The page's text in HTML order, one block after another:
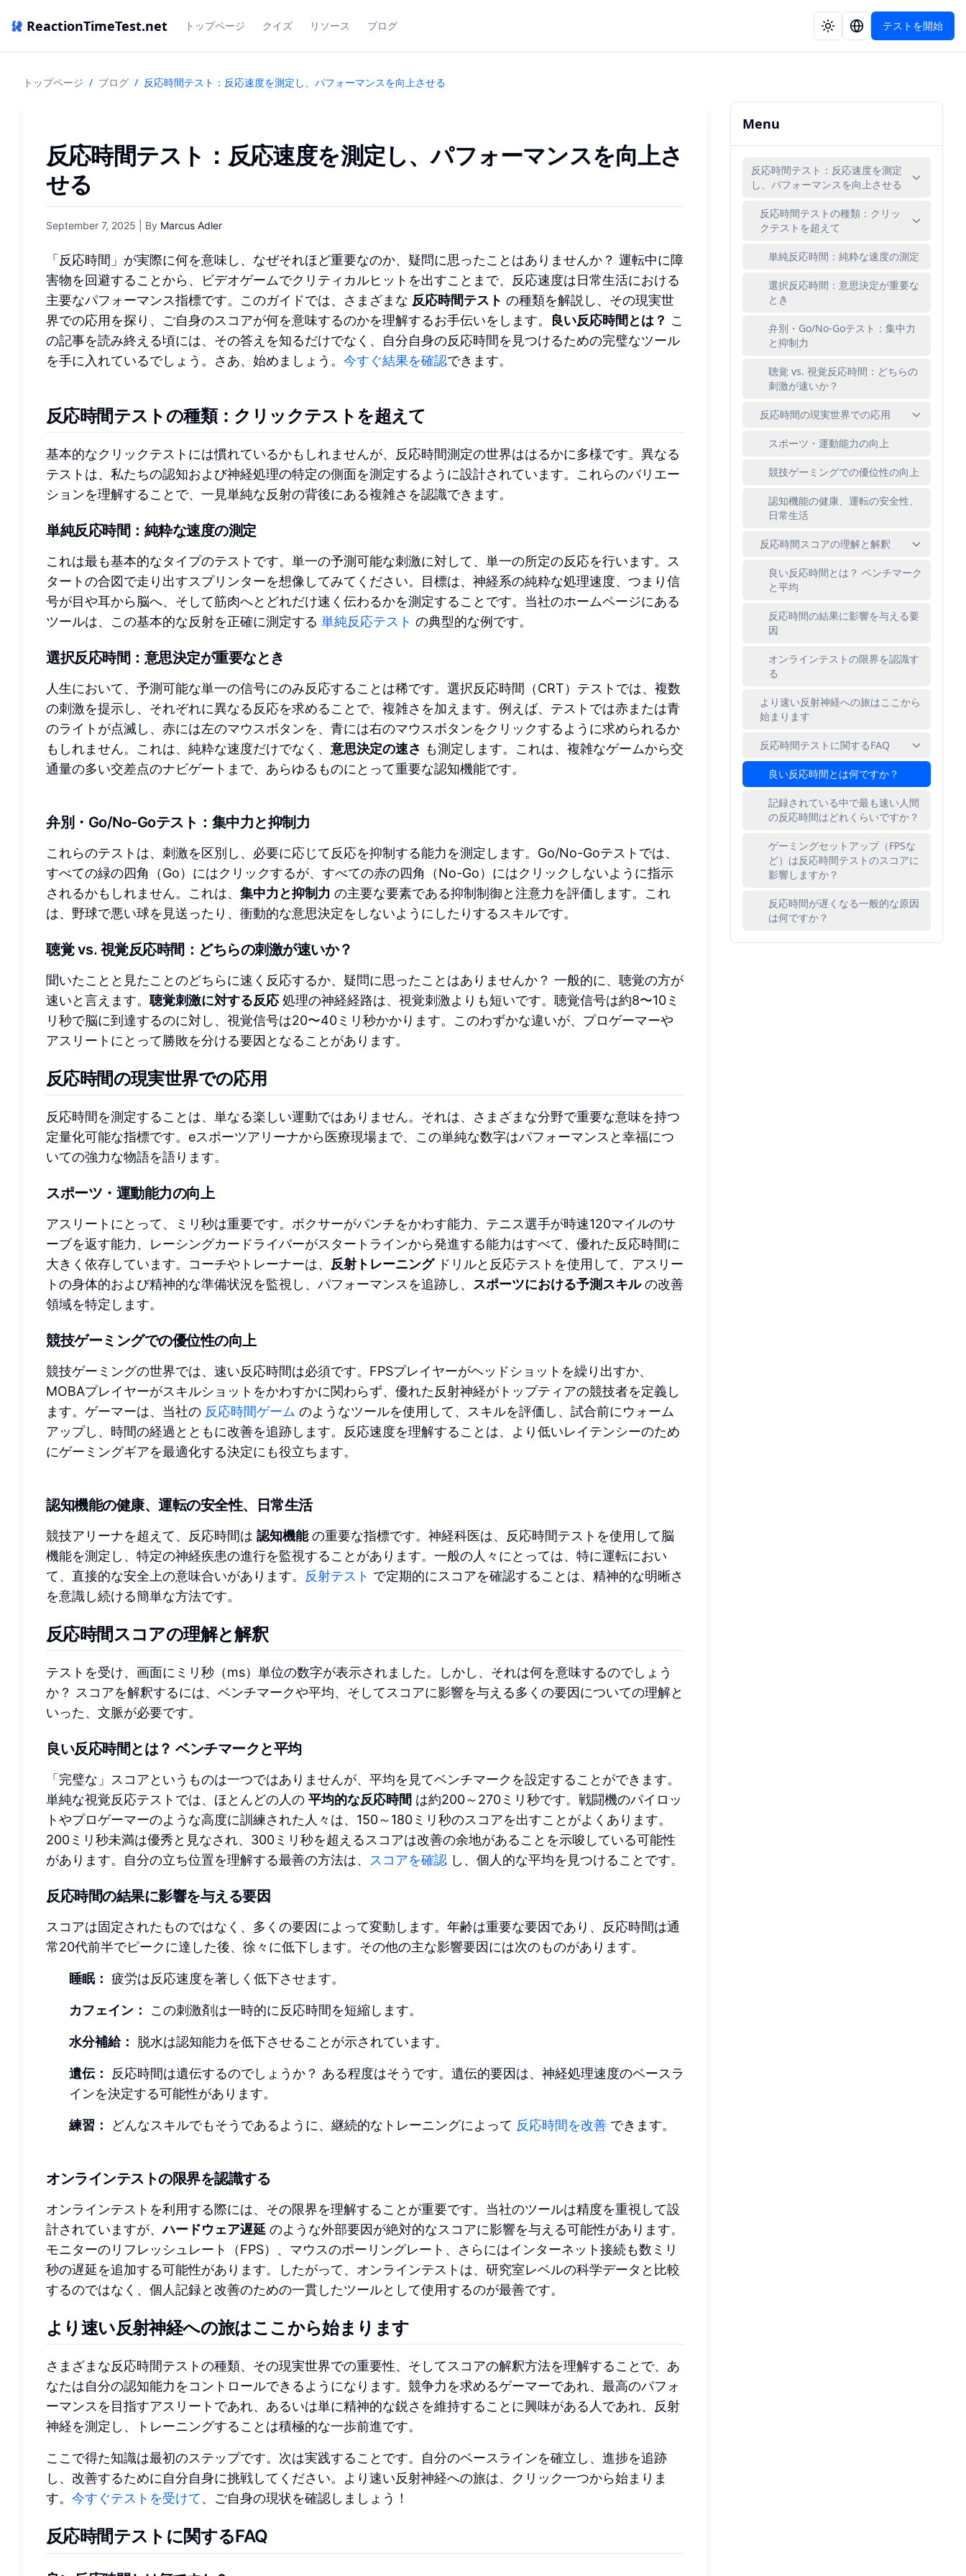
ReactionTimeTest.net トップページ クイズ リソース ブログ テストを開始
トップページ / ブログ / 反応時間テスト：反応速度を測定し、パフォーマンスを向上させる
反応時間テスト：反応速度を測定し、パフォーマンスを向上さ
せる
September 7, 2025 | By Marcus Adler
「反応時間」が実際に何を意味し、なぜそれほど重要なのか、疑問に思ったことはありませんか？ 運転中に障
害物を回避することから、ビデオゲームでクリティカルヒットを出すことまで、反応速度は日常生活における
主要なパフォーマンス指標です。このガイドでは、さまざまな 反応時間テスト の種類を解説し、その現実世
界での応用を探り、ご自身のスコアが何を意味するのかを理解するお手伝いをします。
良い反応時間とは？ こ
の記事を読み終える頃には、その答えを知るだけでなく、自分自身の反応時間を見つけるための完璧なツール
を手に入れているでしょう。さあ、始めましょう。 今すぐ結果を確認できます。
反応時間テストの種類：クリックテストを超えて
基本的なクリックテストには慣れているかもしれませんが、反応時間測定の世界ははるかに多様です。異なる
テストは、私たちの認知および神経処理の特定の側面を測定するように設計されています。これらのバリエー
ションを理解することで、一見単純な反射の背後にある複雑さを認識できます。
単純反応時間：純粋な速度の測定
これは最も基本的なタイプのテストです。単一の予測可能な刺激に対して、単一の所定の反応を行います。ス
タートの合図で走り出すスプリンターを想像してみてください。目標は、神経系の純粋な処理速度、つまり信
号が目や耳から脳へ、そして筋肉へとどれだけ速く伝わるかを測定することです。当社のホームページにある
ツールは、この基本的な反射を正確に測定する 単純反応テスト の典型的な例です。
選択反応時間：意思決定が重要なとき
人生において、予測可能な単一の信号にのみ反応することは稀です。選択反応時間（CRT）テストでは、複数
の刺激を提示し、それぞれに異なる反応を求めることで、複雑さを加えます。例えば、テストでは赤または青
のライトが点滅し、赤には左のマウスボタンを、青には右のマウスボタンをクリックするように求められるか
もしれません。これは、純粋な速度だけでなく、 意思決定の速さ も測定します。これは、複雑なゲームから交
通量の多い交差点のナビゲートまで、あらゆるものにとって重要な認知機能です。
弁別・Go/No-Goテスト：集中力と抑制力
これらのテストは、刺激を区別し、必要に応じて反応を抑制する能力を測定します。Go/No-Goテストでは、
すべての緑の四角（Go）にはクリックするが、すべての赤の四角（No-Go）にはクリックしないように指示
されるかもしれません。これは、 集中力と抑制力 の主要な要素である抑制制御と注意力を評価します。これ
は、野球で悪い球を見送ったり、衝動的な意思決定をしないようにしたりするスキルです。
聴覚 vs. 視覚反応時間：どちらの刺激が速いか？
聞いたことと見たことのどちらに速く反応するか、疑問に思ったことはありませんか？ 一般的に、聴覚の方が
速いと言えます。 聴覚刺激に対する反応処理の神経経路は、視覚刺激よりも短いです。聴覚信号は約8〜10ミ
リ秒で脳に到達するのに対し、視覚信号は20〜40ミリ秒かかります。このわずかな違いが、プロゲーマーや
アスリートにとって勝敗を分ける要因となることがあります。
反応時間の現実世界での応用
反応時間を測定することは、単なる楽しい運動ではありません。それは、さまざまな分野で重要な意味を持つ
定量化可能な指標です。eスポーツアリーナから医療現場まで、この単純な数字はパフォーマンスと幸福につ
いての強力な物語を語ります。
スポーツ・運動能力の向上
アスリートにとって、ミリ秒は重要です。ボクサーがパンチをかわす能力、テニス選手が時速120マイルのサ
ーブを返す能力、レーシングカードライバーがスタートラインから発進する能力はすべて、優れた反応時間に
大きく依存しています。コーチやトレーナーは、 反射トレーニングドリルと反応テストを使用して、アスリー
トの身体的および精神的な準備状況を監視し、パフォーマンスを追跡し、 スポーツにおける予測スキルの改善
領域を特定します。
競技ゲーミングでの優位性の向上
競技ゲーミングの世界では、速い反応時間は必須です。FPSプレイヤーがヘッドショットを繰り出すか、
MOBAプレイヤーがスキルショットをかわすかに関わらず、優れた反射神経がトップティアの競技者を定義し
ます。ゲーマーは、当社の 反応時間ゲーム のようなツールを使用して、スキルを評価し、試合前にウォーム
アップし、時間の経過とともに改善を追跡します。反応速度を理解することは、より低いレイテンシーのため
にゲーミングギアを最適化する決定にも役立ちます。
認知機能の健康、運転の安全性、日常生活
競技アリーナを超えて、反応時間は 認知機能の重要な指標です。神経科医は、反応時間テストを使用して脳
機能を測定し、特定の神経疾患の進行を監視することがあります。一般の人々にとっては、特に運転におい
て、直接的な安全上の意味合いがあります。 反射テスト で定期的にスコアを確認することは、精神的な明晰さ
を意識し続ける簡単な方法です。
反応時間スコアの理解と解釈
テストを受け、画面にミリ秒（ms）単位の数字が表示されました。しかし、それは何を意味するのでしょう
か？ スコアを解釈するには、ベンチマークや平均、そしてスコアに影響を与える多くの要因についての理解と
いった、文脈が必要です。
良い反応時間とは？ ベンチマークと平均
「完璧な」スコアというものは一つではありませんが、平均を見てベンチマークを設定することができます。
単純な視覚反応テストでは、ほとんどの人の 平均的な反応時間 は約200～270ミリ秒です。戦闘機のパイロッ
トやプロゲーマーのような高度に訓練された人々は、150～180ミリ秒のスコアを出すことがよくあります。
200ミリ秒未満は優秀と見なされ、300ミリ秒を超えるスコアは改善の余地があることを示唆している可能性
があります。自分の立ち位置を理解する最善の方法は、
スコアを確認 し、個人的な平均を見つけることです。
反応時間の結果に影響を与える要因
スコアは固定されたものではなく、多くの要因によって変動します。年齢は重要な要因であり、反応時間は通
常20代前半でピークに達した後、徐々に低下します。その他の主な影響要因には次のものがあります。
睡眠： 疲労は反応速度を著しく低下させます。
カフェイン： この刺激剤は一時的に反応時間を短縮します。
水分補給： 脱水は認知能力を低下させることが示されています。
遺伝：
反応時間は遺伝するのでしょうか？ ある程度はそうです。遺伝的要因は、神経処理速度のベースラ
インを決定する可能性があります。
練習： どんなスキルでもそうであるように、継続的なトレーニングによって 反応時間を改善 できます。
オンラインテストの限界を認識する
オンラインテストを利用する際には、その限界を理解することが重要です。当社のツールは精度を重視して設
計されていますが、ハードウェア遅延 のような外部要因が絶対的なスコアに影響を与える可能性があります。
モニターのリフレッシュレート（FPS）、マウスのポーリングレート、さらにはインターネット接続も数ミリ
秒の遅延を追加する可能性があります。したがって、オンラインテストは、研究室レベルの科学データと比較
するのではなく、個人記録と改善のための一貫したツールとして使用するのが最善です。
より速い反射神経への旅はここから始まります
さまざまな反応時間テストの種類、その現実世界での重要性、そしてスコアの解釈方法を理解することで、あ
なたは自分の認知能力をコントロールできるようになります。競争力を求めるゲーマーであれ、最高のパフォ
ーマンスを目指すアスリートであれ、あるいは単に精神的な鋭さを維持することに興味がある人であれ、反射
神経を測定し、トレーニングすることは積極的な一歩前進です。
ここで得た知識は最初のステップです。次は実践することです。自分のベースラインを確立し、進捗を追跡
し、改善するために自分自身に挑戦してください。より速い反射神経への旅は、クリック一つから始まりま
す。 今すぐテストを受けて、ご自身の現状を確認しましょう！
反応時間テストに関するFAQ
Menu
反応時間テスト：反応速度を測定
し、パフォーマンスを向上させる
反応時間テストの種類：クリッ
クテストを超えて
単純反応時間：純粋な速度の測定
選択反応時間：意思決定が重要な
とき
弁別・Go/No-Goテスト：集中力
と抑制力
聴覚 vs. 視覚反応時間：どちらの
刺激が速いか？
反応時間の現実世界での応用
スポーツ・運動能力の向上
競技ゲーミングでの優位性の向上
認知機能の健康、運転の安全性、
日常生活
反応時間スコアの理解と解釈
良い反応時間とは？ ベンチマーク
と平均
反応時間の結果に影響を与える要
因
オンラインテストの限界を認識す
る
より速い反射神経への旅はここから
始まります
反応時間テストに関するFAQ
良い反応時間とは何ですか？
記録されている中で最も速い人間
の反応時間はどれくらいですか？
ゲーミングセットアップ（FPSな
ど）は反応時間テストのスコアに
影響しますか？
反応時間が遅くなる一般的な原因
は何ですか？